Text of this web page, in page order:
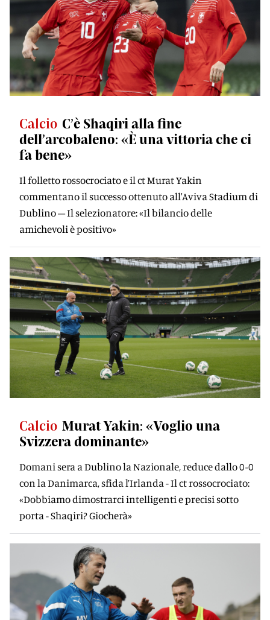
Calcio C’è Shaqiri alla fine
dell’arcobaleno: «È una vittoria che ci
fa bene»
Il folletto rossocrociato e il ct Murat Yakin
commentano il successo ottenuto all'Aviva Stadium di
Dublino – Il selezionatore: «Il bilancio delle
amichevoli è positivo»
Calcio Murat Yakin: «Voglio una
Svizzera dominante»
Domani sera a Dublino la Nazionale, reduce dallo 0-0
con la Danimarca, sfida l’Irlanda - Il ct rossocrociato:
«Dobbiamo dimostrarci intelligenti e precisi sotto
porta - Shaqiri? Giocherà»